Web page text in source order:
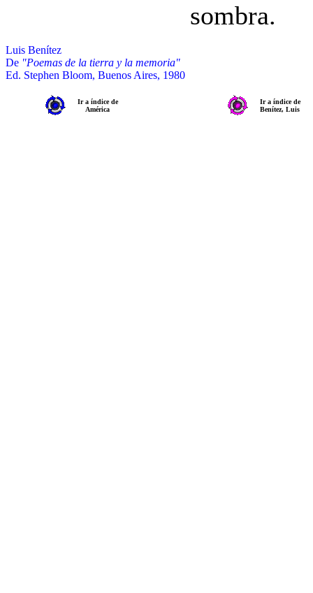
sombra.
Luis Benítez
De "Poemas de la tierra y la memoria"
Ed. Stephen Bloom, Buenos Aires, 1980
Ir a índice de
América
Ir a índice de
Benítez, Luis